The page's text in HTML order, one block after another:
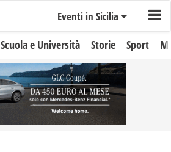
Eventi in Sicilia
Scuola e Università Storie Sport